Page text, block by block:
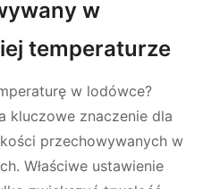
w
temperaturze
w lodówce?
kluczowe znaczenie dla
przechowywanych w
Właściwe ustawienie